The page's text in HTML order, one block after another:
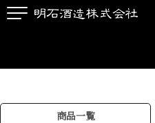
商品一覧